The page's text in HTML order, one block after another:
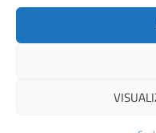
Regione Lazio
Sarah Grieco